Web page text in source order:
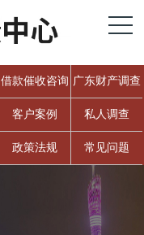
借款催收咨询 广东财产调查
客户案例 私人调查
政策法规 常见问题